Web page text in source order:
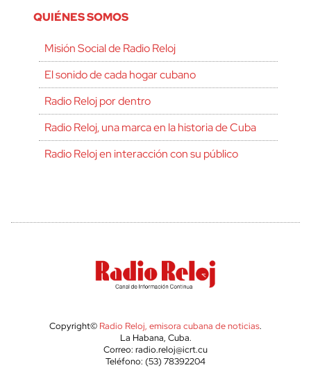
QUIÉNES SOMOS
Misión Social de Radio Reloj
El sonido de cada hogar cubano
Radio Reloj por dentro
Radio Reloj, una marca en la historia de Cuba
Radio Reloj en interacción con su público
Copyright© Radio Reloj, emisora cubana de noticias.
La Habana, Cuba.
Correo: radio.reloj@icrt.cu
Teléfono: (53) 78392204